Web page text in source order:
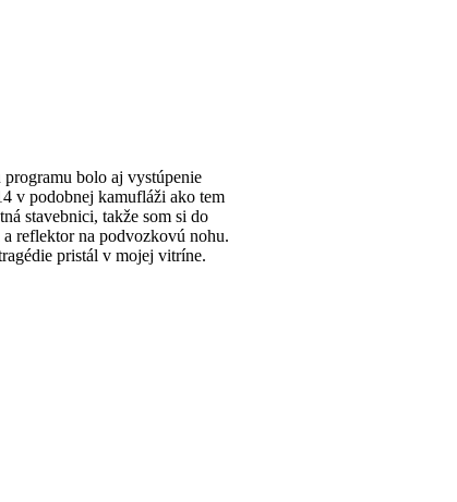
bolo aj vystúpenie
v podobnej kamufláži ako tem
stavebnici, takže som si do
reflektor na podvozkovú nohu.
pristál v mojej vitríne.